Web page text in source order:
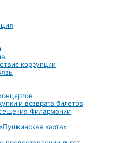
коррупции
и возврата билетов
Филармонии
карта»